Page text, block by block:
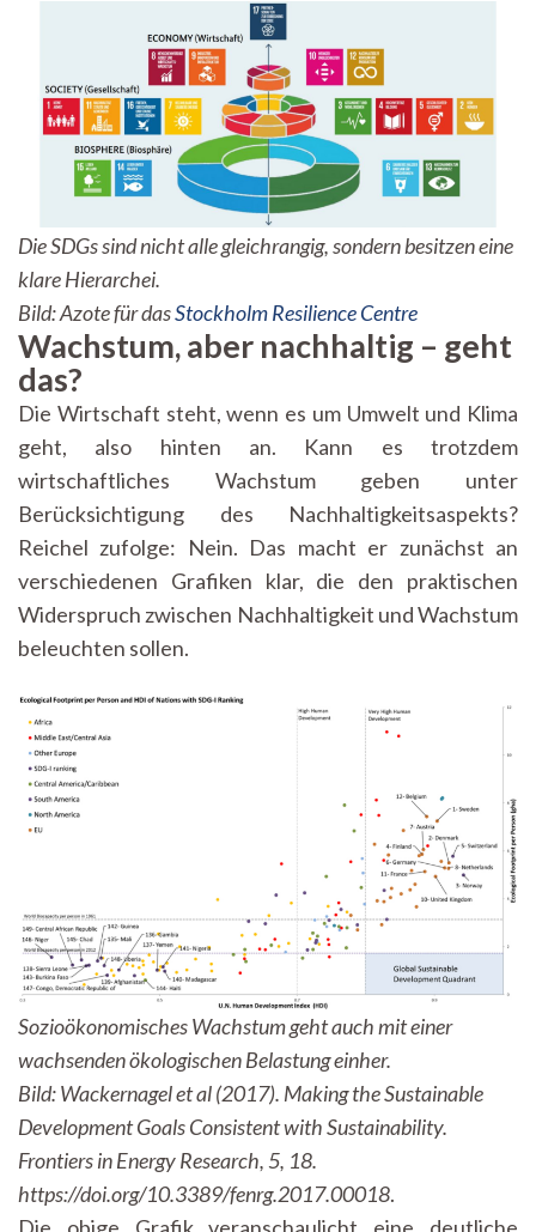
Die SDGs sind nicht alle gleichrangig, sondern besitzen eine
klare Hierarchei.
Bild: Azote für dasStockholm Resilience Centre
Wachstum, aber nachhaltig – geht
das?
Die Wirtschaft steht, wenn es um Umwelt und Klima
geht, also hinten an. Kann es trotzdem
wirtschaftliches Wachstum geben unter
Berücksichtigung des Nachhaltigkeitsaspekts?
Reichel zufolge: Nein. Das macht er zunächst an
verschiedenen Grafiken klar, die den praktischen
Widerspruch zwischen Nachhaltigkeit und Wachstum
beleuchten sollen.
Sozioökonomisches Wachstum geht auch mit einer
wachsenden ökologischen Belastung einher.
Bild: Wackernagel et al (2017). Making the Sustainable
Development Goals Consistent with Sustainability.
Frontiers in Energy Research, 5, 18.
https://doi.org/10.3389/fenrg.2017.00018.
Die obige Grafik veranschaulicht eine deutliche